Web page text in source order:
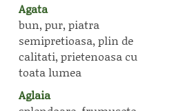
Agata
bun, pur, piatra
semipretioasa, plin de
calitati, prietenoasa cu
toata lumea
Aglaia